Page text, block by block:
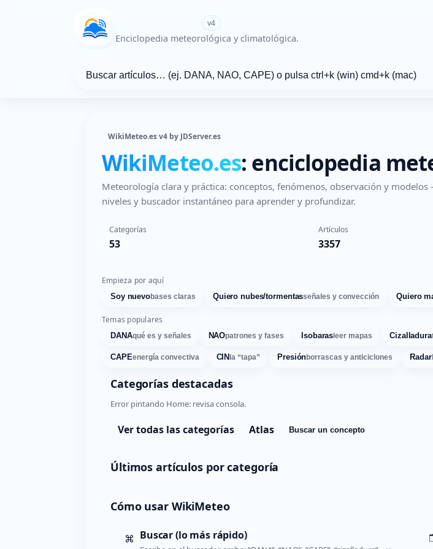
WikiMeteo.es v4
Enciclopedia meteorológica y climatológica.
WikiMeteo.es v4 by JDServer.es
WikiMeteo.es: enciclopedia
Meteorología clara y práctica: conceptos, fenómenos, observación y
niveles y buscador instantáneo para aprender y profundizar.
Categorías
53
Artículos
3357
Empieza por aquí
Soy nuevobases claras Quiero nubes/tormentasseñales y convección Quiero
Temas populares
DANAqué es y señales NAOpatrones y fases Isobarasleer mapas Cizalladura
CAPEenergía convectiva CIN la “tapa” Presiónborrascas y anticiclones Radar
Categorías destacadas
Error pintando Home: revisa consola.
Ver todas las categorías Atlas Buscar un concepto
Últimos artículos por categoría
Cómo usar WikiMeteo
⌘ Buscar (lo más rápido)